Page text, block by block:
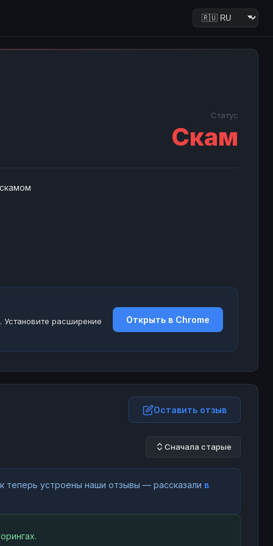
Статус
Скам
Установите расширение
Открыть в Chrome
Оставить отзыв
Сначала старые
теперь устроены наши отзывы — рассказали в